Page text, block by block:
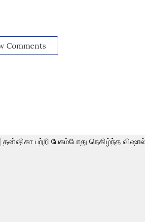
Comments